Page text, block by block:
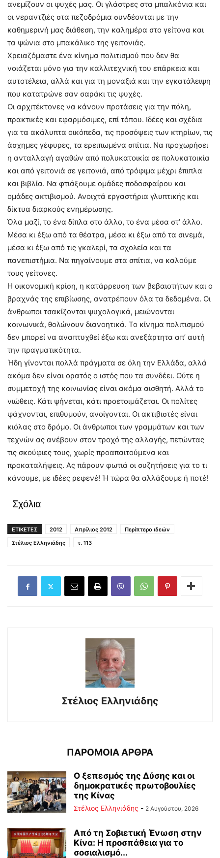
ανεμίζουν οι ψυχές μας. Οι γλάστρες στα μπαλκόνια και
οι νεραντζιές στα πεζοδρόμια συνδέονται με την
καθημερινή μας διάθεση, την καλημέρα στο γείτονα και
τα ψώνια στο μπακάλικο της γειτονιάς.
Χρειαζόμαστε ένα κίνημα πολιτισμού που δεν θα
νοιάζεται μόνο για την καλλιτεχνική του επάρκεια και
αυτοτέλεια, αλλά και για τη μοναξιά και την εγκατάλειψη
που κατατρώνε σαν σαράκι τις ψυχές.
Οι αρχιτέκτονες να κάνουν προτάσεις για την πόλη,
πρακτικές και εφαρμόσιμες, επί τόπου. Ιδέες και σχέδια
για τα ακάλυπτα οικόπεδα, τις προσόψεις των κτηρίων, τις
άσχημες γέφυρες, τα ερειπωμένα σπίτια. Να προχωρήσει
η ανταλλαγή αγαθών από πολυκατοικία σε πολυκατοικία
και από γειτονιά σε γειτονιά, από τρόφιμα μέχρι έπιπλα
και βιβλία. Να φτιάξουμε ομάδες ποδοσφαίρου και
ομάδες ακτιβισμού. Ανοιχτά εργαστήρια γλυπτικής και
δίκτυα διαρκούς ενημέρωσης.
Όλα μαζί, το ένα δίπλα στο άλλο, το ένα μέσα στ’ άλλο.
Μέσα κι έξω από τα θέατρα, μέσα κι έξω από τα σινεμά,
μέσα κι έξω από τις γκαλερί, τα σχολεία και τα
πανεπιστήμια. Να πηγαίνουμε στα σπίτια, να καλούμε
τους γείτονες.
Η οικονομική κρίση, η κατάρρευση των βεβαιοτήτων και ο
βραχνάς της επιβίωσης, ανατρέπουν όλα τα δεδομένα. Οι
άνθρωποι τσακίζονται ψυχολογικά, μειώνονται
κοινωνικά, θολώνουν διανοητικά. Το κίνημα πολιτισμού
δεν μπορεί να αναπτυχθεί έξω και ανεξάρτητα απ’ αυτή
την πραγματικότητα.
Ήδη γίνονται πολλά πράγματα σε όλη την Ελλάδα, αλλά
ακόμα δεν είναι ορατός ο ιστός που τα συνδέει. Ούτε η
συμμετοχή της κοινωνίας είναι ακόμα αισθητή. Αλλά το
νιώθεις. Κάτι ψήνεται, κάτι προετοιμάζεται. Οι πολίτες
ψάχνονται, επιθυμούν, ανοίγονται. Οι ακτιβιστές είναι
κιόλας στο δρόμο. Οι άνθρωποι των γραμμάτων και των
τεχνών ας ανέβουν στον τροχό της αλλαγής, πετώντας
τις σκούφιες τους, χωρίς προαπαιτούμενα και
προκαταλήψεις. Ας πάρουν φωτιά οι συζητήσεις για το τι
κάνουμε, με ιδέες ρεφενέ! Ή τώρα θα αλλάξουμε ή ποτέ!
Σχόλια
ΕΤΙΚΕΤΕΣ 2012 Απρίλιος 2012
Περίπτερο ιδεών
Στέλιος Ελληνιάδης
τ. 113
Στέλιος Ελληνιάδης
ΠΑΡΟΜΟΙΑ ΑΡΘΡΑ
Ο ξεπεσμός της Δύσης και οι
δημοκρατικές πρωτοβουλίες
της Κίνας
Στέλιος Ελληνιάδης - 2 Αυγούστου, 2026
Από τη Σοβιετική Ένωση στην
Κίνα: Η προσπάθεια για το
σοσιαλισμό...